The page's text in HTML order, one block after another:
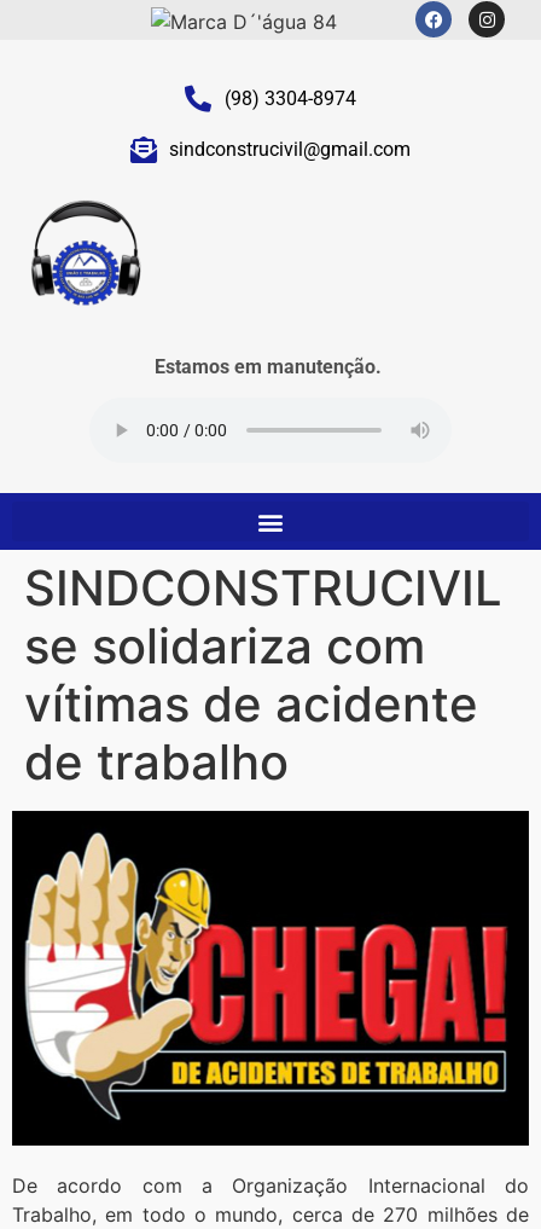
(98) 3304-8974
sindconstrucivil@gmail.com
Estamos em manutenção.
SINDCONSTRUCIVIL
se solidariza com
vítimas de acidente
de trabalho
De acordo com a Organização Internacional do
Trabalho, em todo o mundo, cerca de 270 milhões de